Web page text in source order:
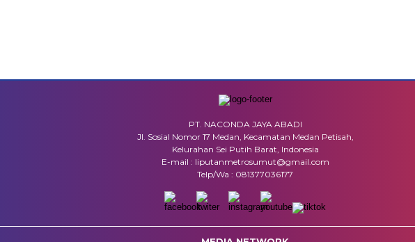
PT. NACONDA JAYA ABADI
Jl. Sosial Nomor 17 Medan, Kecamatan Medan Petisah,
Kelurahan Sei Putih Barat, Indonesia
E-mail : liputanmetrosumut@gmail.com
Telp/Wa : 081377036177